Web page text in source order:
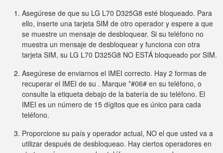
Asegúrese de que su LG L70 D325G8 esté bloqueado. Para
ello, inserte una tarjeta SIM de otro operador y espere a que
se muestre un mensaje de desbloquear. Si su teléfono no
muestra un mensaje de desbloquear y funciona con otra
tarjeta SIM, su LG L70 D325G8 NO ESTÁ bloqueado por SIM.
Asegúrese de enviarnos el IMEI correcto. Hay 2 formas de
recuperar el IMEI de su . Marque *#06# en su teléfono, o
consulte la etiqueta debajo de la batería de su teléfono. El
IMEI es un número de 15 dígitos que es único para cada
teléfono.
Proporcione su país y operador actual, NO el que usted va a
utilizar después de desbloqueao. Hay ciertos operadores en